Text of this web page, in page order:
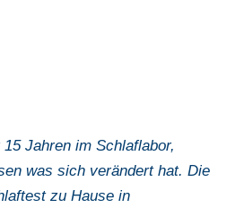
Jahren im Schlaflabor,
was sich verändert hat. Die
zu Hause in